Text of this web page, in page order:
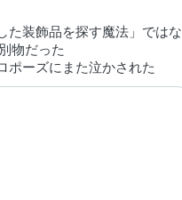
た装飾品を探す魔法」ではな
物だった
ポーズにまた泣かされた